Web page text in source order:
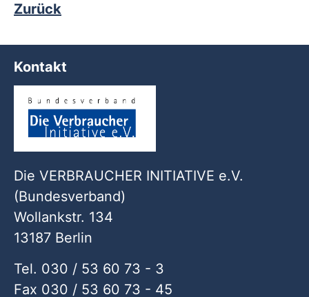
Zurück
Kontakt
Die VERBRAUCHER INITIATIVE e.V.
(Bundesverband)
Wollankstr. 134
13187 Berlin
Tel. 030 / 53 60 73 - 3
Fax 030 / 53 60 73 - 45